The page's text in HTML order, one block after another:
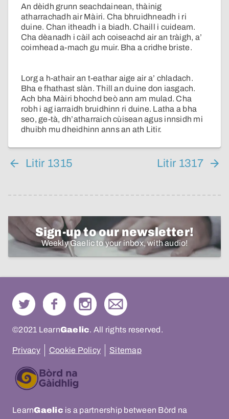
An dèidh grunn seachdainean, thàinig
atharrachadh air Màiri. Cha bhruidhneadh i ri
duine. Chan itheadh i a biadh. Chaill i cuideam.
Cha dèanadh i càil ach coiseachd air an tràigh, a’
coimhead a-mach gu muir. Bha a cridhe briste.
Lorg a h-athair an t-eathar aige air a’ chladach.
Bha e fhathast slàn. Thill an duine don iasgach.
Ach bha Màiri bhochd beò ann am mulad. Cha
robh i ag iarraidh bruidhinn ri duine. Latha a bha
seo, ge-tà, dh’atharraich cùisean agus innsidh mi
dhuibh mu dheidhinn anns an ath Litir.
Litir 1315 Litir 1317
Sign-up to our newsletter!
Weekly Gaelic to your inbox, with audio!
©2021 LearnGaelic. All rights reserved.
Privacy Cookie Policy Sitemap
LearnGaelic is a partnership between Bòrd na